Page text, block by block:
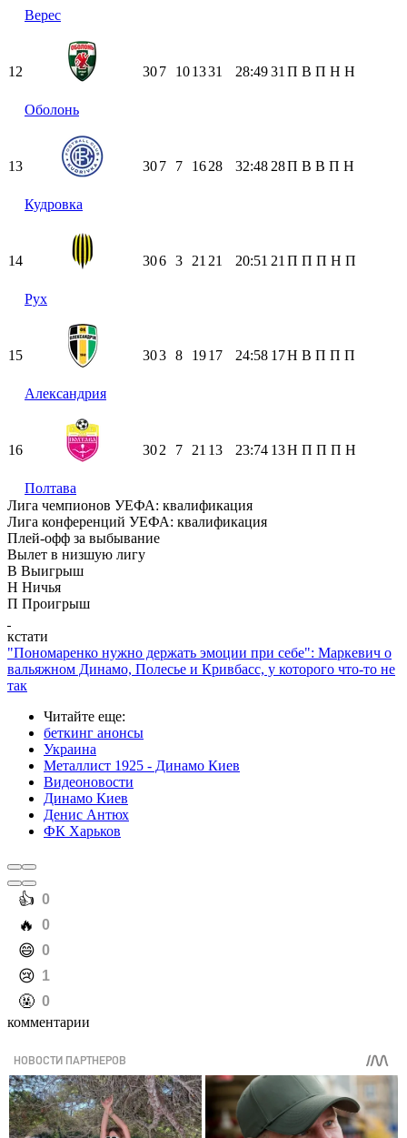
Верес
12
Оболонь
307 101331 28:4931 П В П Н Н
13
Кудровка
307 7 1628 32:48 28П В В П Н
14
Рух
306 3 21 21 20:51 21 П П П Н П
15
Александрия
303 8 1917 24:58 17Н В П П П
16
Полтава
302 7 21 13 23:74 13Н П П П Н
Лига чемпионов УЕФА: квалификация
Лига конференций УЕФА: квалификация
Плей-офф за выбывание
Вылет в низшую лигу
В Выигрыш
Н Ничья
П Проигрыш
кстати
"Пономаренко нужно держать эмоции при себе": Маркевич о
вальяжном Динамо, Полесье и Кривбасс, у которого что-то не
так
Читайте еще:
беткинг анонсы
Украина
Металлист 1925 - Динамо Киев
Видеоновости
Динамо Киев
Денис Антюх
ФК Харьков
️👍 0
️🔥 0
️😄 0
️😢 1
️🤬 0
комментарии